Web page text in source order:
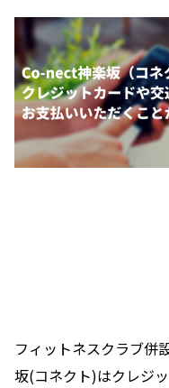
フィットネスクラブ併
坂(コネクト)はクレジ